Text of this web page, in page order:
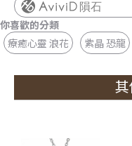
隕石
你喜歡的分類
療癒心靈 浪花
紫晶 恐龍